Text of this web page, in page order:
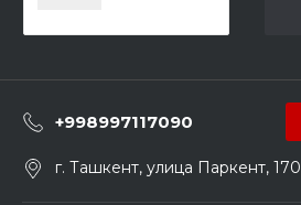
+998997117090
г. Ташкент, улица Паркент, 170